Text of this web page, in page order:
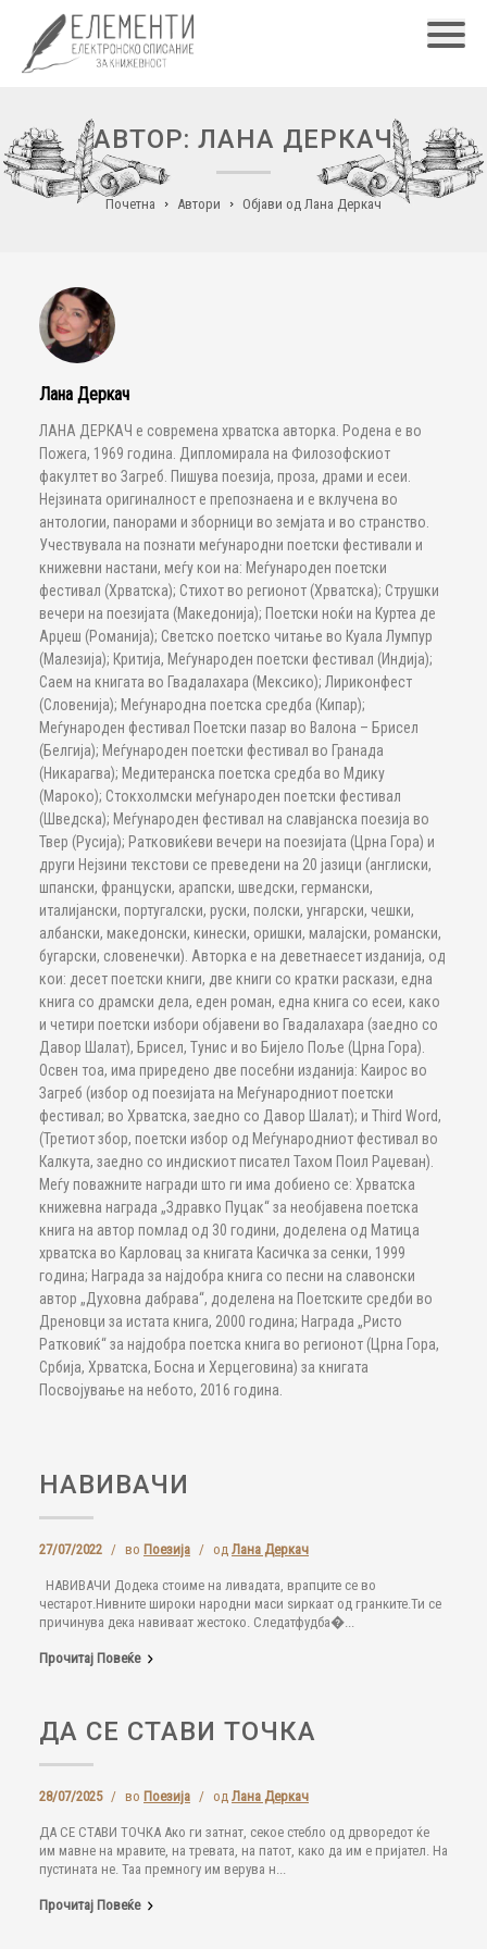
АВТОР: ЛАНА ДЕРКАЧ
Почетна Автори Објави од Лана Деркач
Лана Деркач
ЛАНА ДЕРКАЧ е современа хрватска авторка. Родена е во
Пожега, 1969 година. Дипломирала на Филозофскиот
факултет во Загреб. Пишува поезија, проза, драми и есеи.
Нејзината оригиналност е препознаена и е вклучена во
антологии, панорами и зборници во земјата и во странство.
Учествувала на познати меѓународни поетски фестивали и
книжевни настани, меѓу кои на: Меѓународен поетски
фестивал (Хрватска); Стихот во регионот (Хрватска); Струшки
вечери на поезијата (Македонија); Поетски ноќи на Куртеа де
Арџеш (Романија); Светско поетско читање во Куала Лумпур
(Малезија); Критија, Меѓународен поетски фестивал (Индија);
Саем на книгата во Гвадалахара (Мексико); Лириконфест
(Словенија); Меѓународна поетска средба (Кипар);
Меѓународен фестивал Поетски пазар во Валона – Брисел
(Белгија); Меѓународен поетски фестивал во Гранада
(Никарагва); Медитеранска поетска средба во Мдику
(Мароко); Стокхолмски меѓународен поетски фестивал
(Шведска); Меѓународен фестивал на славјанска поезија во
Твер (Русија); Ратковиќеви вечери на поезијата (Црна Гора) и
други Нејзини текстови се преведени на 20 јазици (англиски,
шпански, француски, арапски, шведски, германски,
италијански, португалски, руски, полски, унгарски, чешки,
албански, македонски, кинески, оришки, малајски, романски,
бугарски, словенечки). Авторка е на деветнаесет изданија, од
кои: десет поетски книги, две книги со кратки раскази, една
книга со драмски дела, еден роман, една книга со есеи, како
и четири поетски избори објавени во Гвадалахара (заедно со
Давор Шалат), Брисел, Тунис и во Бијело Поље (Црна Гора).
Освен тоа, има приредено две посебни изданија: Каирос во
Загреб (избор од поезијата на Меѓународниот поетски
фестивал; во Хрватска, заедно со Давор Шалат); и Third Word,
(Третиот збор, поетски избор од Меѓународниот фестивал во
Калкута, заедно со индискиот писател Тахом Поил Раџеван).
Меѓу поважните награди што ги има добиено се: Хрватска
книжевна награда „Здравко Пуцак“ за необјавена поетска
книга на автор помлад од 30 години, доделена од Матица
хрватска во Карловац за книгата Касичка за сенки, 1999
година; Награда за најдобра книга со песни на славонски
автор „Духовна дабрава“, доделена на Поетските средби во
Дреновци за истата книга, 2000 година; Награда „Ристо
Ратковиќ“ за најдобра поетска книга во регионот (Црна Гора,
Србија, Хрватска, Босна и Херцеговина) за книгата
Посвојување на небото, 2016 година.
НАВИВАЧИ
27/07/2022 / во Поезија / од Лана Деркач
НАВИВАЧИ Додека стоиме на ливадата, врапците се во
честарот.Нивните широки народни маси ѕиркаат од гранките.Ти се
причинува дека навиваат жестоко. Следатфудба�...
Прочитај Повеќе
ДА СЕ СТАВИ ТОЧКА
28/07/2025 / во Поезија / од Лана Деркач
ДА СЕ СТАВИ ТОЧКА Ако ги затнат, секое стебло од дрворедот ќе
им мавне на мравите, на тревата, на патот, како да им е пријател. На
пустината не. Таа премногу им верува н...
Прочитај Повеќе